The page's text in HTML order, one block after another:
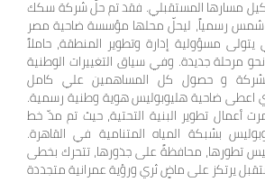
مسارها المستقبلي. فقد تم حلّ شركة سكك
شمس رسمياً، ليحلّ محلها مؤسسة ضاحية مصر
مسؤولية إدارة وتطوير المنطقة، حاملاً
مرحلة جديدة. وفي سياق التغييرات الوطنية
الشركة و حصول كل المساهمين علي كامل
اعطى ضاحية هليوبوليس هوية وطنية رسمية.
أعمال تطوير البنية التحتية، حيث تم مدّ خط
بشبكة المياه المتنامية في القاهرة.
تطورها، محافظةً على جذورها، تتحرك بخطى